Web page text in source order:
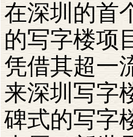
在深圳的首
的写字楼项
凭借其超一
来深圳写字
碑式的写字